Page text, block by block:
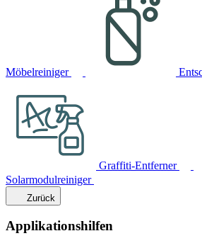
Möbelreiniger
Graffiti-Entferner
Solarmodulreiniger
Zurück
Applikationshilfen